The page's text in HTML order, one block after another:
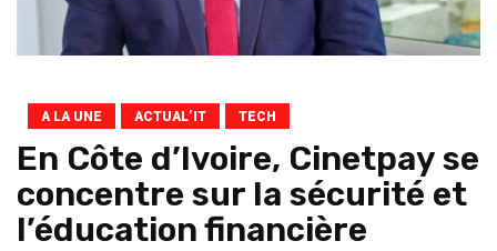
A LA UNE ACTUAL’IT TECH
En Côte d’Ivoire, Cinetpay se
concentre sur la sécurité et
l’éducation financière